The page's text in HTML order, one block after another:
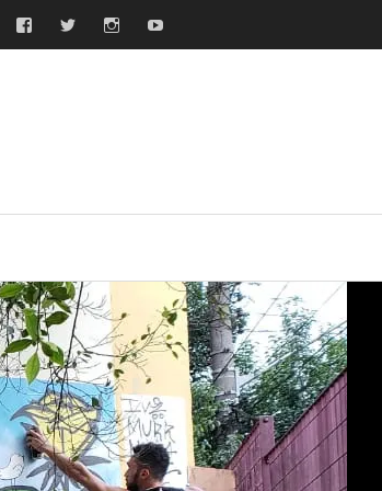
FacebookTwitterInstagram